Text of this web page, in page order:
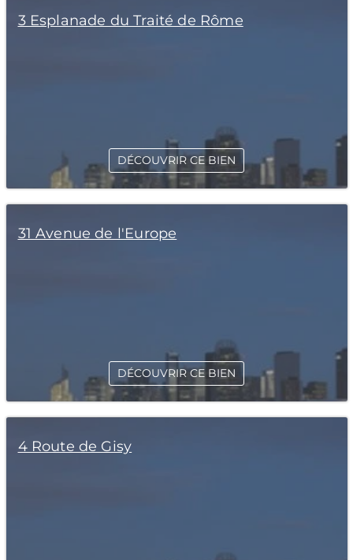
3 Esplanade du Traité de Rôme
DÉCOUVRIR CE BIEN
31 Avenue de l'Europe
DÉCOUVRIR CE BIEN
4 Route de Gisy